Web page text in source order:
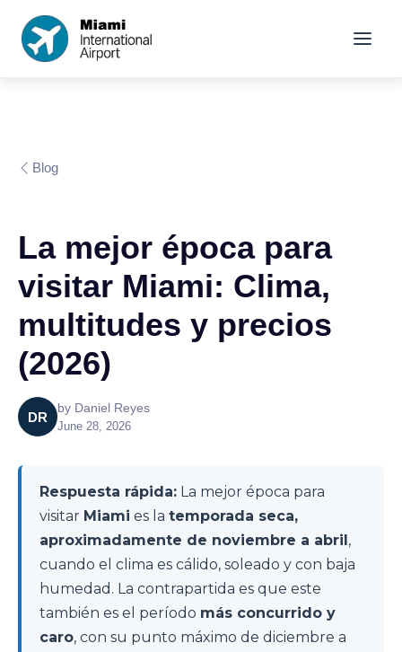
Blog
La mejor época para
visitar Miami: Clima,
multitudes y precios
(2026)
DR
by Daniel Reyes
June 28, 2026
Respuesta rápida: La mejor época para
visitar Miami es la temporada seca,
aproximadamente de noviembre a abril,
cuando el clima es cálido, soleado y con baja
humedad. La contrapartida es que este
también es el período más concurrido y
caro, con su punto máximo de diciembre a